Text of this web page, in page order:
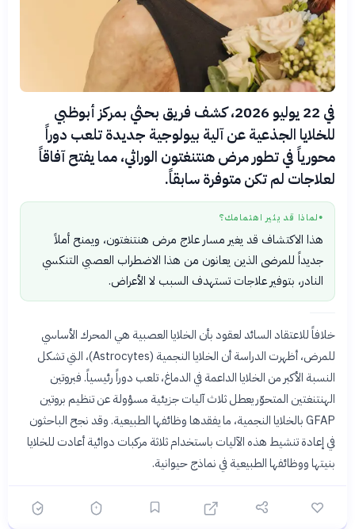
في 22 يوليو 2026، كشف فريق بحثي بمركز أبوظبي
للخلايا الجذعية عن آلية بيولوجية جديدة تلعب دوراً
محورياً في تطور مرض هنتنغتون الوراثي، مما يفتح آفاقاً
لعلاجات لم تكن متوفرة سابقاً.
● لماذا قد يثير اهتمامك؟
هذا الاكتشاف قد يغير مسار علاج مرض هنتنغتون، ويمنح أملاً
جديداً للمرضى الذين يعانون من هذا الاضطراب العصبي التنكسي
النادر، بتوفير علاجات تستهدف السبب لا الأعراض.
خلافاً للاعتقاد السائد لعقود بأن الخلايا العصبية هي المحرك الأساسي
للمرض، أظهرت الدراسة أن الخلايا النجمية (Astrocytes)، التي تشكل
النسبة الأكبر من الخلايا الداعمة في الدماغ، تلعب دوراً رئيسياً. فبروتين
الهنتنغتين المتحوّر يعطل ثلاث آليات جزيئية مسؤولة عن تنظيم بروتين
GFAP بالخلايا النجمية، ما يفقدها وظائفها الطبيعية. وقد نجح الباحثون
في إعادة تنشيط هذه الآليات باستخدام ثلاثة مركبات دوائية أعادت للخلايا
بنيتها ووظائفها الطبيعية في نماذج حيوانية.